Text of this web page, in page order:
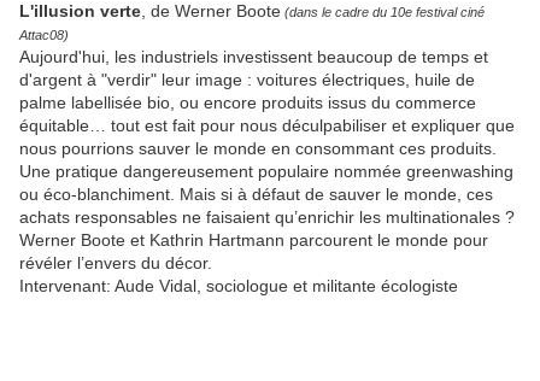
L'illusion verte , de Werner Boote (dans le cadre du 10e festival ciné
Attac08)
Aujourd'hui, les industriels investissent beaucoup de temps et
d'argent à "verdir" leur image : voitures électriques, huile de
palme labellisée bio, ou encore produits issus du commerce
équitable… tout est fait pour nous déculpabiliser et expliquer que
nous pourrions sauver le monde en consommant ces produits.
Une pratique dangereusement populaire nommée greenwashing
ou éco-blanchiment. Mais si à défaut de sauver le monde, ces
achats responsables ne faisaient qu’enrichir les multinationales ?
Werner Boote et Kathrin Hartmann parcourent le monde pour
révéler l’envers du décor.
Intervenant: Aude Vidal, sociologue et militante écologiste